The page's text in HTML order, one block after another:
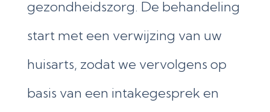
gezondheidszorg. De behandeling
start met een verwijzing van uw
huisarts, zodat we vervolgens op
basis van een intakegesprek en